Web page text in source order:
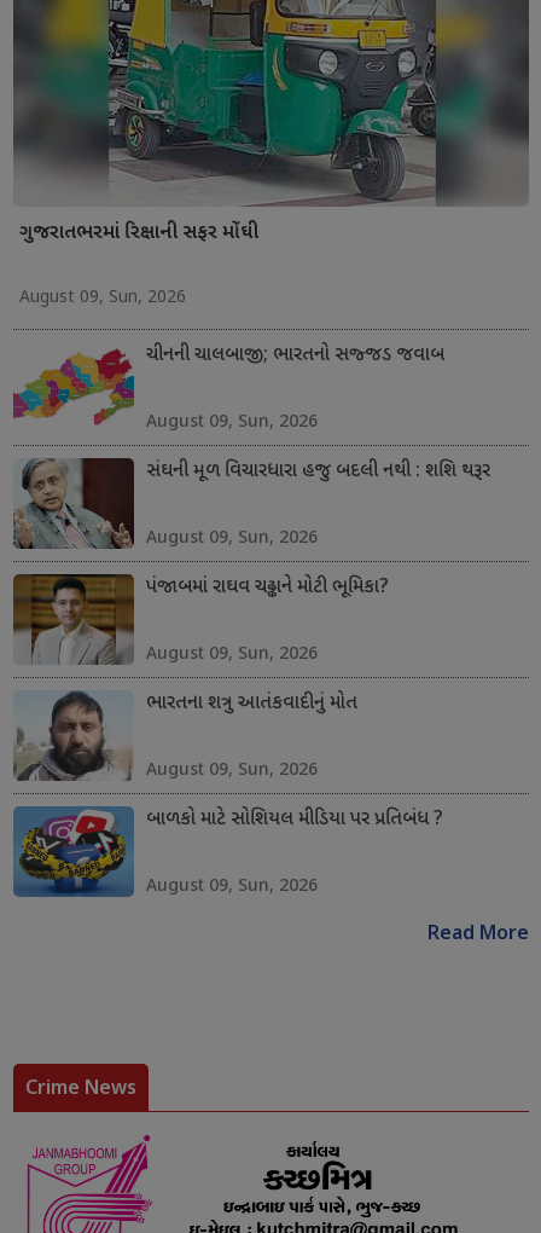
ગુજરાતભરમાં રિક્ષાની સફર મોંઘી
August 09, Sun, 2026
ચીનની ચાલબાજી; ભારતનો સજ્જડ જવાબ
August 09, Sun, 2026
સંઘની મૂળ વિચારધારા હજુ બદલી નથી : શશિ થરૂર
August 09, Sun, 2026
પંજાબમાં રાઘવ ચઢ્ઢાને મોટી ભૂમિકા?
August 09, Sun, 2026
ભારતના શત્રુ આતંકવાદીનું મોત
August 09, Sun, 2026
બાળકો માટે સોશિયલ મીડિયા પર પ્રતિબંધ ?
August 09, Sun, 2026
Read More
Crime News